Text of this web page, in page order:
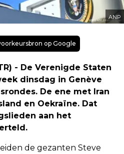
ANP
op Google
- De Verenigde Staten
dinsdag in Genève
De ene met Iran
en Oekraïne. Dat
aan het
de gezanten Steve